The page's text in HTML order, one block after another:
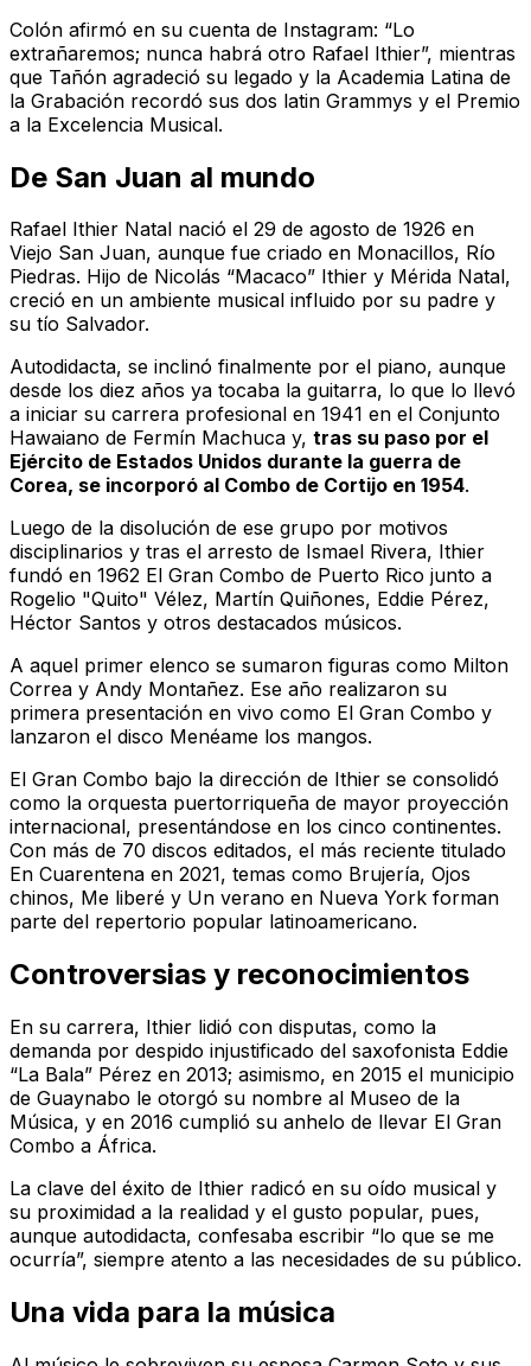
Colón afirmó en su cuenta de Instagram: “Lo
extrañaremos; nunca habrá otro Rafael Ithier”, mientras
que Tañón agradeció su legado y la Academia Latina de
la Grabación recordó sus dos latin Grammys y el Premio
a la Excelencia Musical.
De San Juan al mundo
Rafael Ithier Natal nació el 29 de agosto de 1926 en
Viejo San Juan, aunque fue criado en Monacillos, Río
Piedras. Hijo de Nicolás “Macaco” Ithier y Mérida Natal,
creció en un ambiente musical influido por su padre y
su tío Salvador.
Autodidacta, se inclinó finalmente por el piano, aunque
desde los diez años ya tocaba la guitarra, lo que lo llevó
a iniciar su carrera profesional en 1941 en el Conjunto
Hawaiano de Fermín Machuca y, tras su paso por el
Ejército de Estados Unidos durante la guerra de
Corea, se incorporó al Combo de Cortijo en 1954.
Luego de la disolución de ese grupo por motivos
disciplinarios y tras el arresto de Ismael Rivera, Ithier
fundó en 1962 El Gran Combo de Puerto Rico junto a
Rogelio "Quito" Vélez, Martín Quiñones, Eddie Pérez,
Héctor Santos y otros destacados músicos.
A aquel primer elenco se sumaron figuras como Milton
Correa y Andy Montañez. Ese año realizaron su
primera presentación en vivo como El Gran Combo y
lanzaron el disco Menéame los mangos.
El Gran Combo bajo la dirección de Ithier se consolidó
como la orquesta puertorriqueña de mayor proyección
internacional, presentándose en los cinco continentes.
Con más de 70 discos editados, el más reciente titulado
En Cuarentena en 2021, temas como Brujería, Ojos
chinos, Me liberé y Un verano en Nueva York forman
parte del repertorio popular latinoamericano.
Controversias y reconocimientos
En su carrera, Ithier lidió con disputas, como la
demanda por despido injustificado del saxofonista Eddie
“La Bala” Pérez en 2013; asimismo, en 2015 el municipio
de Guaynabo le otorgó su nombre al Museo de la
Música, y en 2016 cumplió su anhelo de llevar El Gran
Combo a África.
La clave del éxito de Ithier radicó en su oído musical y
su proximidad a la realidad y el gusto popular, pues,
aunque autodidacta, confesaba escribir “lo que se me
ocurría”, siempre atento a las necesidades de su público.
Una vida para la música